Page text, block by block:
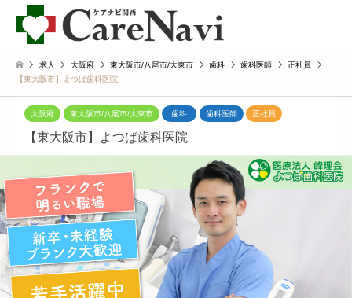
求人 大阪府 東大阪市/八尾市/大東市 歯科 歯科医師
正社員
【東大阪市】よつば歯科医院
大阪府 東大阪市/八尾市/大東市 歯科 歯科医師 正社員
【東大阪市】よつば歯科医院